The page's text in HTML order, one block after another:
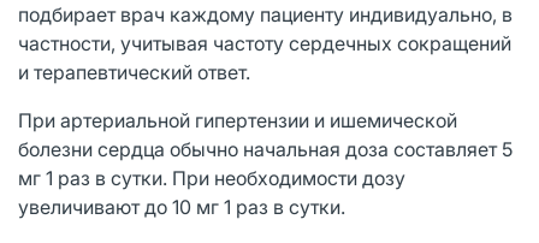
подбирает врач каждому пациенту индивидуально, в
частности, учитывая частоту сердечных сокращений
и терапевтический ответ.
При артериальной гипертензии и ишемической
болезни сердца обычно начальная доза составляет 5
мг 1 раз в сутки. При необходимости дозу
увеличивают до 10 мг 1 раз в сутки.